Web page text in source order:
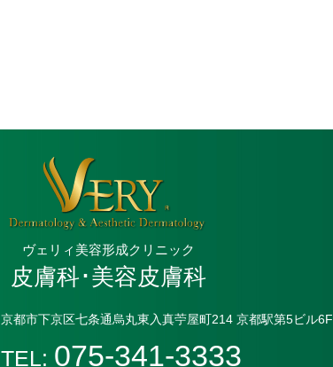
ヴェリィ美容形成クリニック
皮膚科･美容皮膚科
京都市下京区七条通烏丸東入真苧屋町214 京都駅第5ビル6F
TEL: 075-341-3333